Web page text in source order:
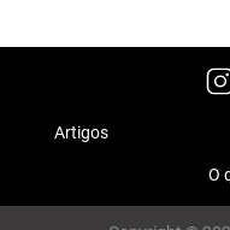
Artigos
O